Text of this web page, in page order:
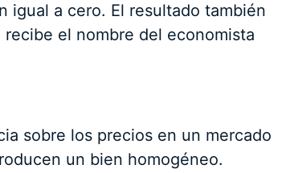
igual a cero. El resultado también
el nombre del economista
sobre los precios en un mercado
un bien homogéneo.